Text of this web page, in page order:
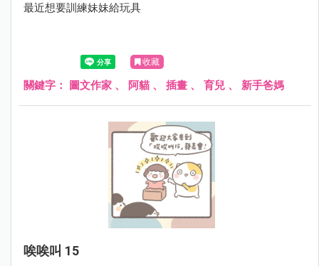
最近想要訓練妹妹給玩具
收藏
關鍵字： 圖文作家 、 阿貓 、 插畫 、 育兒 、 新手爸媽
唉唉叫 15